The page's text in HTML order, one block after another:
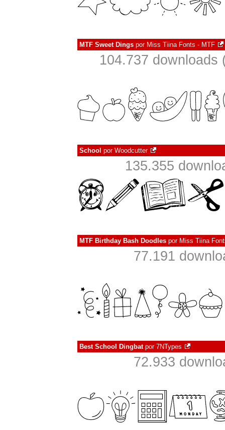
MTF Sweet Dings por Miss Tiina Fonts - MTF
104.737 downloads
School por Woodcutter
135.355
MTF Birthday Bash Doodles por Miss Tiina
77.191
Best School Dingbatpor 7NTypes
72.933